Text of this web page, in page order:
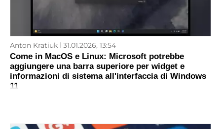
Anton Kratiuk 31.01.2026, 13:54
Come in MacOS e Linux: Microsoft potrebbe
aggiungere una barra superiore per widget e
informazioni di sistema all'interfaccia di Windows
11